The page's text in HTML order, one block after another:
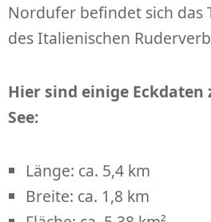
Nordufer befindet sich das
des Italienischen
Hier sind einige Eckdaten
See:
Länge: ca. 5,4 km
Breite: ca. 1,8 km